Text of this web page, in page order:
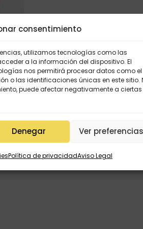
consentimiento
utilizamos tecnologías como las
a la información del dispositivo. El
nos permitirá procesar datos como el
o las identificaciones únicas en este sitio.
puede afectar negativamente a ciertas
Denegar Ver
Política de privacidadAviso Legal